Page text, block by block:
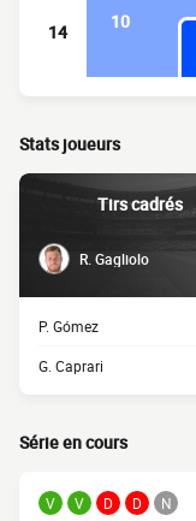
14 10
Stats joueurs
Tirs cadrés
R. Gagliolo
P. Gómez
G. Caprari
Série en cours
V V D D N